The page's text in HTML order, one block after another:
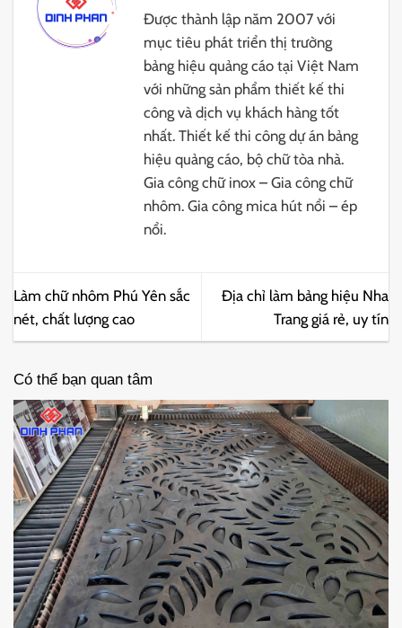
Được thành lập năm 2007 với
mục tiêu phát triển thị trường
bảng hiệu quảng cáo tại Việt Nam
với những sản phẩm thiết kế thi
công và dịch vụ khách hàng tốt
nhất. Thiết kế thi công dự án bảng
hiệu quảng cáo, bộ chữ tòa nhà.
Gia công chữ inox – Gia công chữ
nhôm. Gia công mica hút nổi – ép
nổi.
Làm chữ nhôm Phú Yên sắc
nét, chất lượng cao
Địa chỉ làm bảng hiệu Nha
Trang giá rẻ, uy tín
Có thể bạn quan tâm